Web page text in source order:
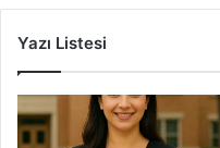
Yazı Listesi